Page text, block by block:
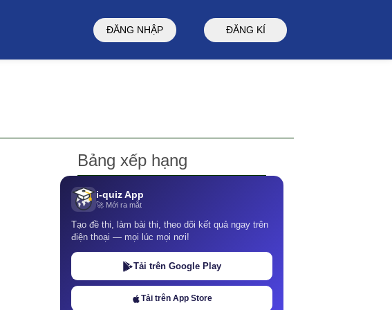
ĐĂNG NHẬP ĐĂNG KÍ
Bảng xếp hạng
i-quiz App
🚀 Mới ra mắt
Tạo đề thi, làm bài thi, theo dõi kết quả ngay trên
điện thoại — mọi lúc mọi nơi!
Tải trên Google Play
Tải trên App Store